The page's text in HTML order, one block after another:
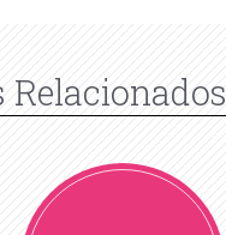
Relacionados